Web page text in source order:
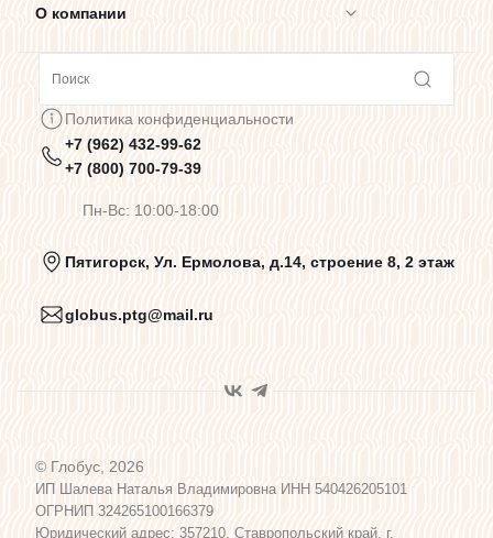
О компании
Предупреждения о цветопередаче
Политика конфиденциальности
Пользовательское соглашение
Программа лояльности
Политика конфиденциальности
+7 (962) 432-99-62
+7 (800) 700-79-39
Пн-Вс: 10:00-18:00
Пятигорск, Ул. Ермолова, д.14, строение 8, 2 этаж
globus.ptg@mail.ru
© Глобус, 2026
ИП Шалева Наталья Владимировна ИНН 540426205101
ОГРНИП 324265100166379
Юридический адрес: 357210, Ставропольский край, г.